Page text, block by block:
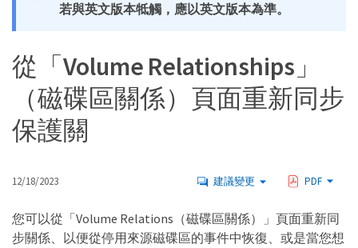
若與英文版本牴觸，應以英文版本為準。
從「Volume Relationships」
（磁碟區關係）頁面重新同步
保護關
12/18/2023 建議變更 PDF
您可以從「Volume Relations（磁碟區關係）」頁面重新同
步關係、以便從停用來源磁碟區的事件中恢復、或是當您想